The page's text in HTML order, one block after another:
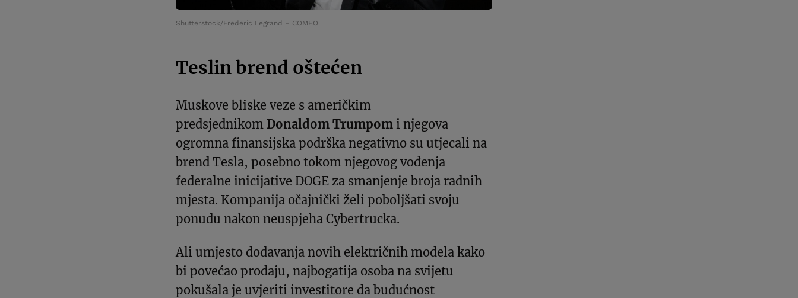
Shutterstock/Frederic Legrand – COMEO
Teslin brend oštećen
Muskove bliske veze s američkim
predsjednikom Donaldom Trumpom i njegova
ogromna finansijska podrška negativno su utjecali na
brend Tesla, posebno tokom njegovog vođenja
federalne inicijative DOGE za smanjenje broja radnih
mjesta. Kompanija očajnički želi poboljšati svoju
ponudu nakon neuspjeha Cybertrucka.
Ali umjesto dodavanja novih električnih modela kako
bi povećao prodaju, najbogatija osoba na svijetu
pokušala je uvjeriti investitore da budućnost